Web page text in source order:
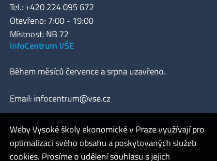
Tel.: +420 224 095 672
Otevřeno: 7:00 - 19:00
Místnost: NB 72
InfoCentrum VŠE
Během měsíců července a srpna uzavřeno.
Email: infocentrum@vse.cz
Webmaster
Weby Vysoké školy ekonomické v Praze využívají pro
optimalizaci svého obsahu a poskytovaných služeb
cookies. Prosíme o udělení souhlasu s jejich